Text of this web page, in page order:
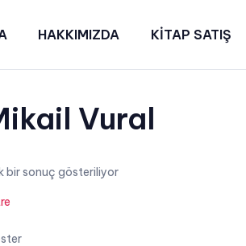
HAKKIMIZDA KİTAP SATIŞ
Vural
bir sonuç gösteriliyor